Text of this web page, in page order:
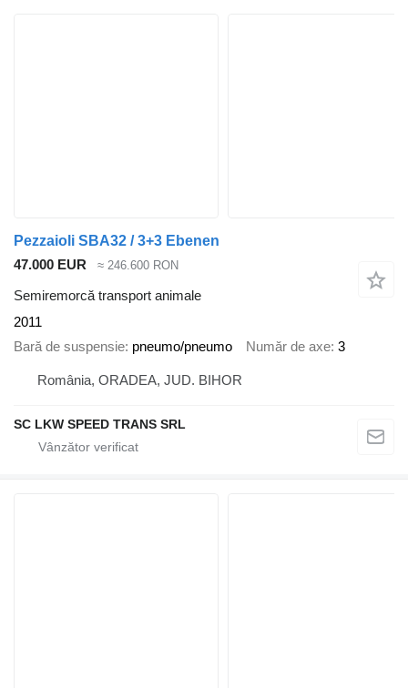
Pezzaioli SBA32 / 3+3 Ebenen
47.000 EUR
≈ 246.600 RON
Semiremorcă transport animale
2011
Bară de suspensie pneumo/pneumo Număr de axe 3
România, ORADEA, JUD. BIHOR
SC LKW SPEED TRANS SRL